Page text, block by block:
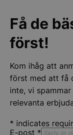
Få de
först!
Kom ihåg att
först med att få
inte, vi
relevanta
* indicates
E-post *
Strikt
Strikt
och
användas
Namn